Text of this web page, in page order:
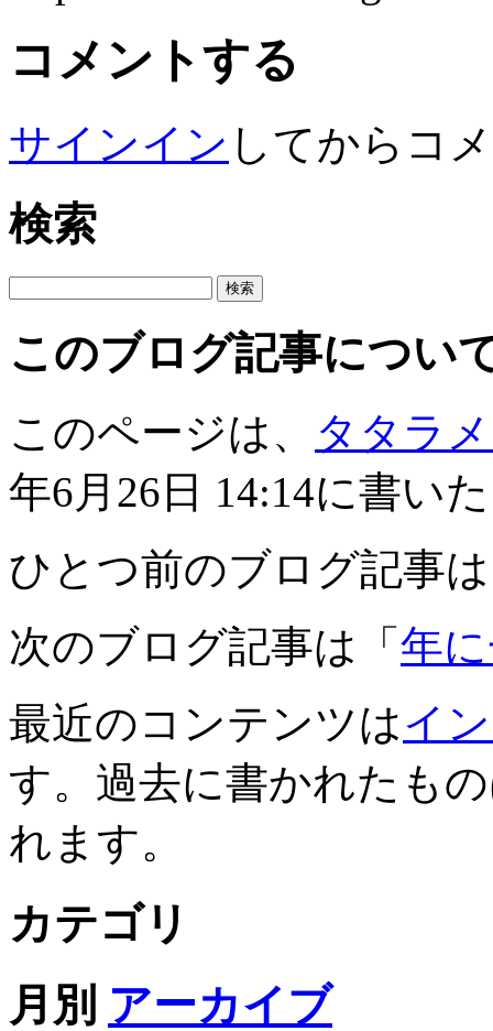
コメントする
サインイン してからコ
検索
このブログ記事につい
このページは、
タタラ
年6月26日 14:14に書い
ひとつ前のブログ記事
次のブログ記事は「 年
最近のコンテンツはイ
す。過去に書かれたも
れます。
カテゴリ
月別 アーカイブ